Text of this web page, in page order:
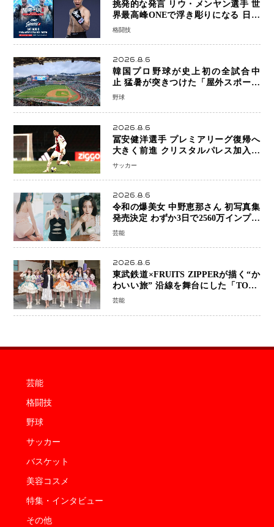
挑発的な発言 リウ・メンヤン選手 世
界最高峰ONEで浮き彫りになる 日本
キックボクシングが直面する“技術
格闘技
2026.8.6
韓国プロ野球が史上初の全試合中
止 猛暑が突きつけた「屋外スポーツ
の限界」 日本発のドーム型施設時代
野球
2026.8.6
冨安健洋選手 プレミアリーグ復帰へ
大きく前進 クリスタルパレス加入目
前 メディカルチェックも通過
サッカー
2026.8.6
令和の爆美女 中野恵那さん 初写真集
発売決定 わずか3日で2560万インプレ
ッションを記録した話題の美貌を凝縮
芸能
2026.8.6
東武鉄道×FRUITS ZIPPERが描く“か
わいい旅” 沿線を舞台にした「TOBU
KAWAII PROJECT」が開幕
芸能
芸能
格闘技
野球
サッカー
バスケット
美容コスメ
特集・インタビュー
その他